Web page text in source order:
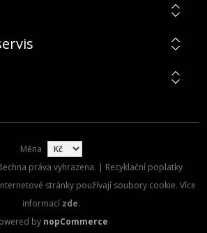
Měna
práva vyhrazena. | Recyklační poplatky
stránky používají soubory cookie. Více
informací zde.
by nopCommerce